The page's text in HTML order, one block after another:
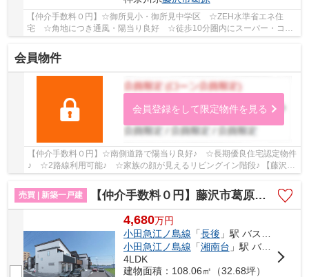
【仲介手数料０円】☆御所見小・御所見中学区 ☆ZEH水準省エネ住
宅 ☆角地につき通風・陽当り良好 ☆徒歩10分圏内にスーパー・コン
会員物件
会員登録をして限定物件を見る
【仲介手数料０円】☆南側道路で陽当り良好♪ ☆長期優良住宅認定物件
♪ ☆2路線利用可能♪ ☆家族の顔が見えるリビングイン階段♪ 【藤沢市
の新築一戸建てのことならリビングボイスにお任...
売買 | 新築一戸建
【仲介手数料０円】藤沢市葛原第2 新築一戸建て 全12棟
4,680万円
小田急江ノ島線 「長後 」駅 バス9分 「葛原（藤沢市）」 停歩3分
小田急江ノ島線 「湘南台 」駅 バス11分 「葛原（藤沢市）」 停歩3分
4LDK
建物面積：108.06㎡（32.68坪）